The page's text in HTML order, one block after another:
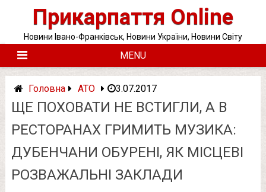
Прикарпаття Online
Новини Івано-Франківськ, Новини України, Новини Світу
MENU
Головна АТО 3.07.2017
ЩЕ ПОХОВАТИ НЕ ВСТИГЛИ, А В
РЕСТОРАНАХ ГРИМИТЬ МУЗИКА:
ДУБЕНЧАНИ ОБУРЕНІ, ЯК МІСЦЕВІ
РОЗВАЖАЛЬНІ ЗАКЛАДИ